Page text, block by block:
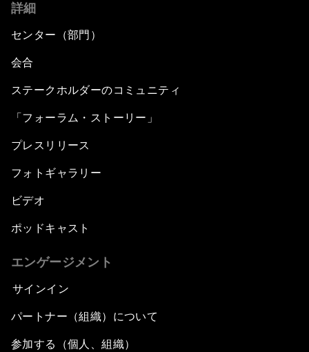
詳細
センター（部門）
会合
ステークホルダーのコミュニティ
「フォーラム・ストーリー」
プレスリリース
フォトギャラリー
ビデオ
ポッドキャスト
エンゲージメント
サインイン
パートナー（組織）について
参加する（個人、組織）